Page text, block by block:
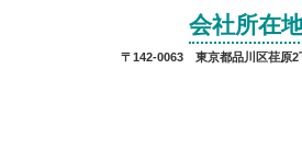
会社所在
〒142-0063 東京都品川区荏原2